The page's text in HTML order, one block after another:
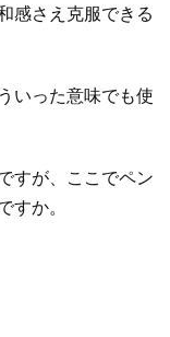
感さえ克服できる
いった意味でも使
すが、ここでペン
すか。